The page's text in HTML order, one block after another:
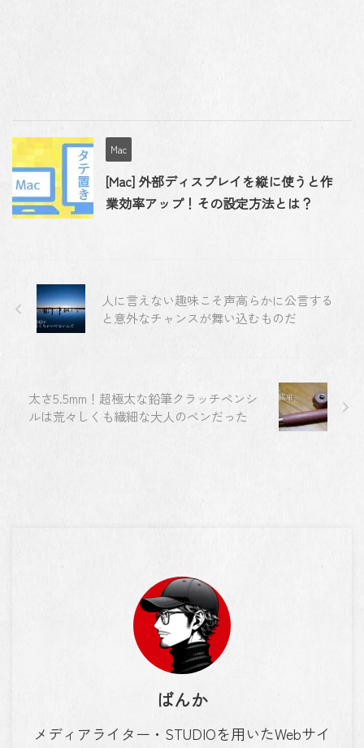
Mac
[Mac] 外部ディスプレイを縦に使うと作
業効率アップ！その設定方法とは？
人に言えない趣味こそ声高らかに公言する
と意外なチャンスが舞い込むものだ
太さ5.5mm！超極太な鉛筆クラッチペンシ
ルは荒々しくも繊細な大人のペンだった
ばんか
メディアライター・STUDIOを用いたWebサイ